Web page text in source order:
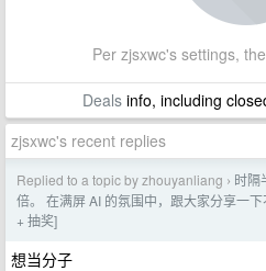
Per zjsxwc's settings,
Dealsinfo, including
zjsxwc's recent replies
Replied to a topic by zhouyanliang › 时隔
倍。 在满屏 AI 的氛围中，跟大家分享一
+ 抽奖]
想当分子